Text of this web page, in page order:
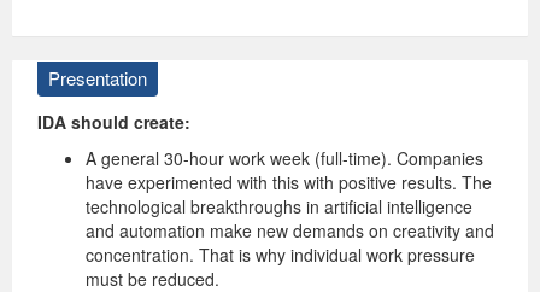
Presentation
IDA should create:
A general 30-hour work week (full-time). Companies
have experimented with this with positive results. The
technological breakthroughs in artificial intelligence
and automation make new demands on creativity and
concentration. That is why individual work pressure
must be reduced.